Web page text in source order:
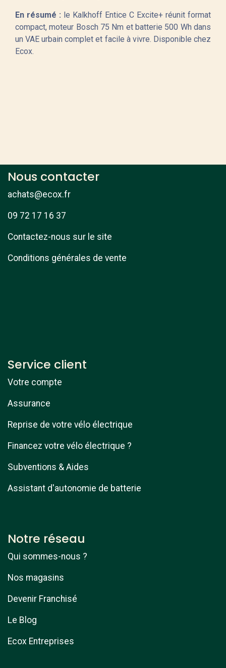
En résumé : le Kalkhoff Entice C Excite+ réunit format
compact, moteur Bosch 75 Nm et batterie 500 Wh dans
un VAE urbain complet et facile à vivre. Disponible chez
Ecox.
Nous contacter
achats@ecox.fr
09 72 17 16 37
Contactez-nous sur le site
Conditions générales de vente
Service client
Votre compte
Assurance
Reprise de votre vélo électrique
Financez votre vélo électrique ?
Subventions & Aides
Assistant d'autonomie de batterie
Notre réseau
Qui sommes-nous ?
Nos magasins
Devenir Franchisé
Le Blog
Ecox Entreprises